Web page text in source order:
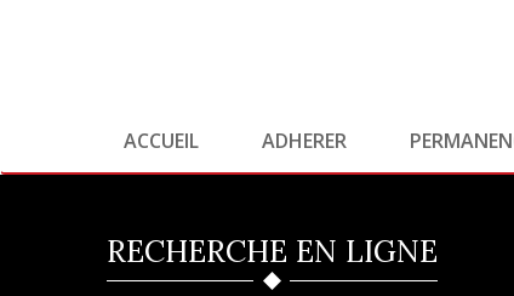
ACCUEIL ADHERER
RECHERCHE EN LIGNE